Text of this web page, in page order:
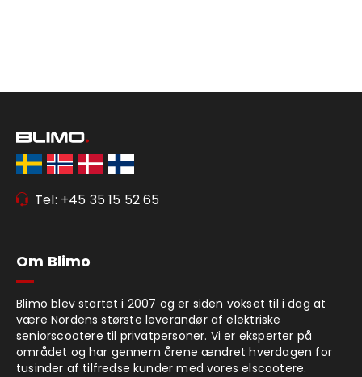
Tel: +45 35 15 52 65
Om Blimo
Blimo blev startet i 2007 og er siden vokset til i dag at
være Nordens største leverandør af elektriske
seniorscootere til privatpersoner. Vi er eksperter på
området og har gennem årene ændret hverdagen for
tusinder af tilfredse kunder med vores elscootere.